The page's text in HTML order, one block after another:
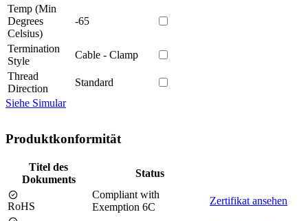
Temp (Min
Degrees
Celsius)
-65
Termination
Style
Cable - Clamp
Thread
Direction
Standard
Siehe Simular
Produktkonformität
Titel des
Dokuments
Status
RoHS
Compliant with
Exemption 6C
Zertifikat ansehen